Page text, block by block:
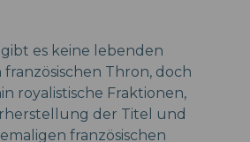
es keine lebenden
Thron, doch
royalistische Fraktionen,
der Titel und
französischen